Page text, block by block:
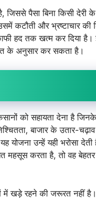
जिससे पैसा बिना किसी देरी
कटौती और भ्रष्टाचार की
हद तक खत्म कर दिया
के अनुसार कर सकता है।
को सहायता देना है
बाजार के उतार-
योजना उन्हें यही भरोसा देती
महसूस करता है, तो वह
में खड़े रहने की जरूरत नहीं